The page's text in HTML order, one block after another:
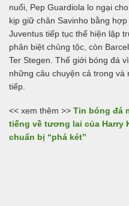
nuối, Pep Guardiola lo ngại
kịp giữ chân Savinho bằng
Juventus tiếp tục thể hiện lập
phân biệt chủng tộc, còn
Ter Stegen. Thế giới bóng đá
những câu chuyện cả trong
tiếp.
<< xem thêm >> Tin bóng đá
tiếng về tương lai của Harry
chuẩn bị “phá két”